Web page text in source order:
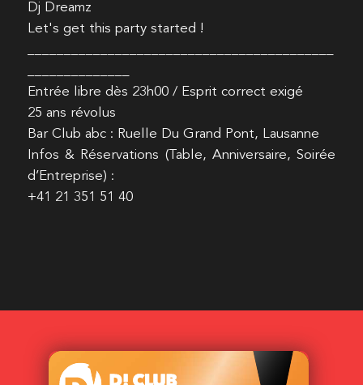
Dj Dreamz
Let's get this party started !
Entrée libre dès 23h00 / Esprit correct exigé
25 ans révolus
Bar Club abc : Ruelle Du Grand Pont, Lausanne
Infos & Réservations (Table, Anniversaire, Soirée
d’Entreprise) :
+41 21 351 51 40